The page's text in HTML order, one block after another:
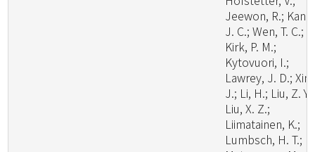
Jeewon, R.; Kang,
J. C.; Wen, T. C.;
Kirk, P. M.;
Kytovuori, I.;
Lawrey, J. D.;
J.; Li, H.; Liu, Z. Y.;
Liu, X. Z.;
Liimatainen, K.;
Lumbsch, H. T.;